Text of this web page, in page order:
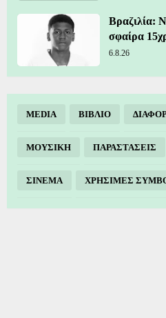
Βραζιλία:
σφαίρα
6.8.26
MEDIA ΒΙΒΛΙΟ
ΜΟΥΣΙΚΗ ΠΑΡΑΣΤΑΣΕΙΣ
ΣΙΝΕΜΑ ΧΡΗΣΙΜΕΣ